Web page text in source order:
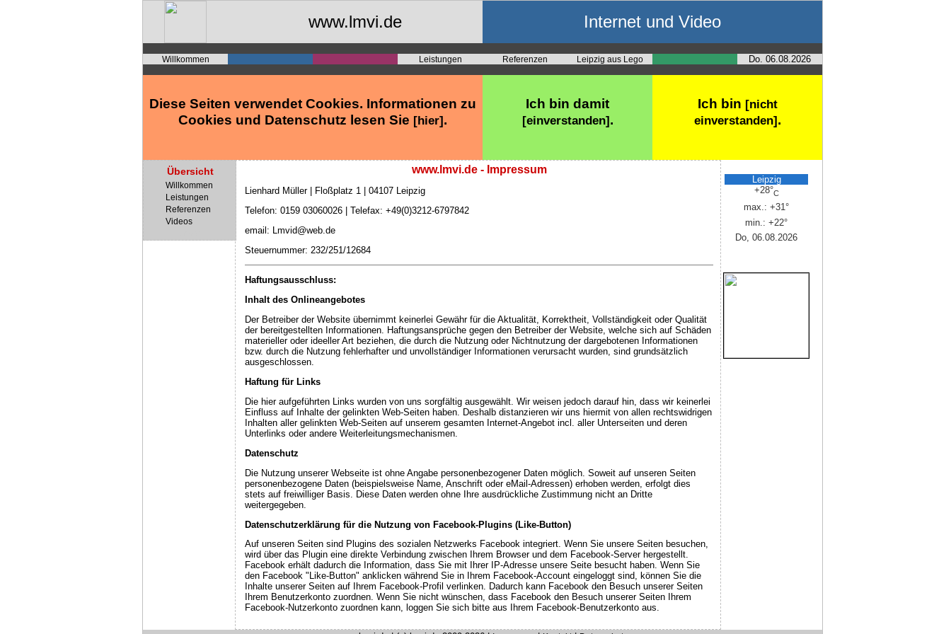
www.lmvi.de Internet und Video
Willkommen Leistungen Referenzen Leipzig aus Lego Do. 06.08.2026
Diese Seiten verwendet Cookies. Informationen zu
Cookies und Datenschutz lesen Sie [hier].
Ich bin damit
[einverstanden].
Ich bin [nicht
einverstanden].
Übersicht
Willkommen
Leistungen
Referenzen
Videos
Leipzig
+28°C
max.:+31°
min.:+22°
Do, 06.08.2026
www.lmvi.de - Impressum
Lienhard Müller | Floßplatz 1 | 04107 Leipzig
Telefon: 0159 03060026 | Telefax: +49(0)3212-6797842
email: Lmvid@web.de
Steuernummer: 232/251/12684
Haftungsausschluss:
Inhalt des Onlineangebotes
Der Betreiber der Website übernimmt keinerlei Gewähr für die Aktualität, Korrektheit, Vollständigkeit oder Qualität
der bereitgestellten Informationen. Haftungsansprüche gegen den Betreiber der Website, welche sich auf Schäden
materieller oder ideeller Art beziehen, die durch die Nutzung oder Nichtnutzung der dargebotenen Informationen
bzw. durch die Nutzung fehlerhafter und unvollständiger Informationen verursacht wurden, sind grundsätzlich
ausgeschlossen.
Haftung für Links
Die hier aufgeführten Links wurden von uns sorgfältig ausgewählt. Wir weisen jedoch darauf hin, dass wir keinerlei
Einfluss auf Inhalte der gelinkten Web-Seiten haben. Deshalb distanzieren wir uns hiermit von allen rechtswidrigen
Inhalten aller gelinkten Web-Seiten auf unserem gesamten Internet-Angebot incl. aller Unterseiten und deren
Unterlinks oder andere Weiterleitungsmechanismen.
Datenschutz
Die Nutzung unserer Webseite ist ohne Angabe personenbezogener Daten möglich. Soweit auf unseren Seiten
personenbezogene Daten (beispielsweise Name, Anschrift oder eMail-Adressen) erhoben werden, erfolgt dies
stets auf freiwilliger Basis. Diese Daten werden ohne Ihre ausdrückliche Zustimmung nicht an Dritte
weitergegeben.
Datenschutzerklärung für die Nutzung von Facebook-Plugins (Like-Button)
Auf unseren Seiten sind Plugins des sozialen Netzwerks Facebook integriert. Wenn Sie unsere Seiten besuchen,
wird über das Plugin eine direkte Verbindung zwischen Ihrem Browser und dem Facebook-Server hergestellt.
Facebook erhält dadurch die Information, dass Sie mit Ihrer IP-Adresse unsere Seite besucht haben. Wenn Sie
den Facebook "Like-Button" anklicken während Sie in Ihrem Facebook-Account eingeloggt sind, können Sie die
Inhalte unserer Seiten auf Ihrem Facebook-Profil verlinken. Dadurch kann Facebook den Besuch unserer Seiten
Ihrem Benutzerkonto zuordnen. Wenn Sie nicht wünschen, dass Facebook den Besuch unserer Seiten Ihrem
Facebook-Nutzerkonto zuordnen kann, loggen Sie sich bitte aus Ihrem Facebook-Benutzerkonto aus.